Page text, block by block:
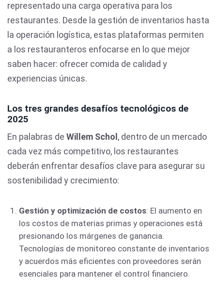
representado una carga operativa para los
restaurantes. Desde la gestión de inventarios hasta
la operación logística, estas plataformas permiten
a los restauranteros enfocarse en lo que mejor
saben hacer: ofrecer comida de calidad y
experiencias únicas.
Los tres grandes desafíos tecnológicos de
2025
En palabras de Willem Schol , dentro de un mercado
cada vez más competitivo, los restaurantes
deberán enfrentar desafíos clave para asegurar su
sostenibilidad y crecimiento:
Gestión y optimización de costos: El aumento en
los costos de materias primas y operaciones está
presionando los márgenes de ganancia.
Tecnologías de monitoreo constante de inventarios
y acuerdos más eficientes con proveedores serán
esenciales para mantener el control financiero.